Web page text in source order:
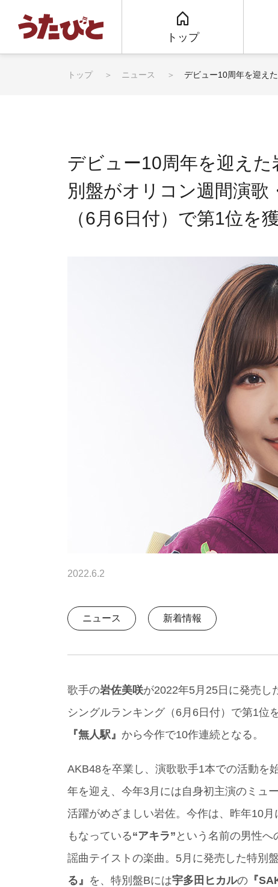
トップ
トップ ニュース デビュー10周年を迎え
デビュー10周年を迎え
別盤がオリコン週間演
（6月6日付）で第1位を
2022.6.2
ニュース 新着情報
歌手の岩佐美咲が2022年5月25日に発売し
シングルランキング（6月6日付）で第1位
『無人駅』 から今作で10作連続となる。
AKB48を卒業し、演歌歌手1本での活動を
年を迎え、今年3月には自身初主演のミュ
活躍がめざましい岩佐。今作は、昨年10
もなっている“アキラ” という名前の男性
謡曲テイストの楽曲。5月に発売した特別
る』 を、特別盤Bには宇多田ヒカルの 『